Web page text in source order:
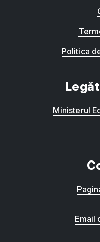
Politica
Ministerul
Email